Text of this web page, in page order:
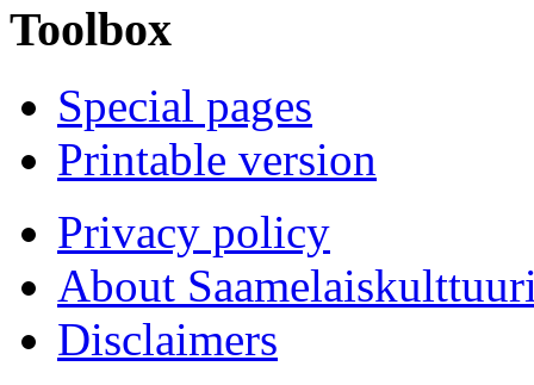
Toolbox
Special pages
Printable version
Privacy policy
About
Disclaimers